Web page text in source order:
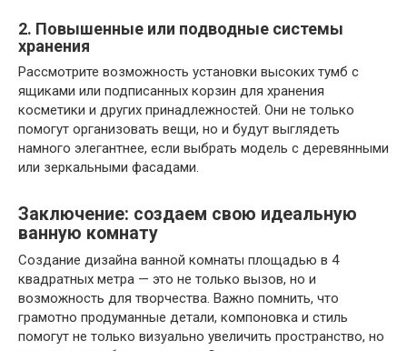
2. Повышенные или подводные системы
хранения
Рассмотрите возможность установки высоких тумб с
ящиками или подписанных корзин для хранения
косметики и других принадлежностей. Они не только
помогут организовать вещи, но и будут выглядеть
намного элегантнее, если выбрать модель с деревянными
или зеркальными фасадами.
Заключение: создаем свою идеальную
ванную комнату
Создание дизайна ванной комнаты площадью в 4
квадратных метра — это не только вызов, но и
возможность для творчества. Важно помнить, что
грамотно продуманные детали, компоновка и стиль
помогут не только визуально увеличить пространство, но